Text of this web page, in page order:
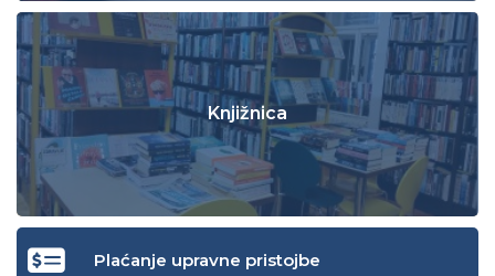
Knjižnica
Plaćanje upravne pristojbe